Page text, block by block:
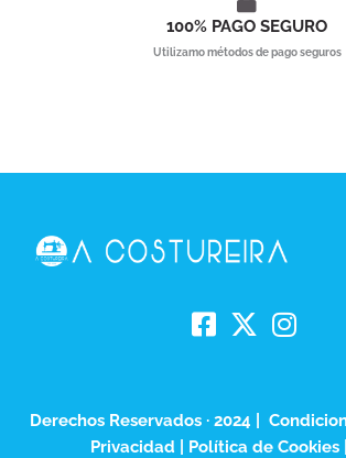
100% PAGO SEGURO
Utilizamo métodos de pago seguros
Derechos Reservados · 2024 |
Privacidad
Política de Cookies